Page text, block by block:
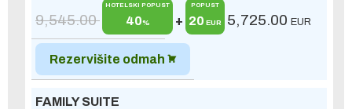
9,545.00
HOTELSKI POPUST
40% +
POPUST
20 EUR 5,725.00 EUR
Rezervišite odmah
FAMILY SUITE